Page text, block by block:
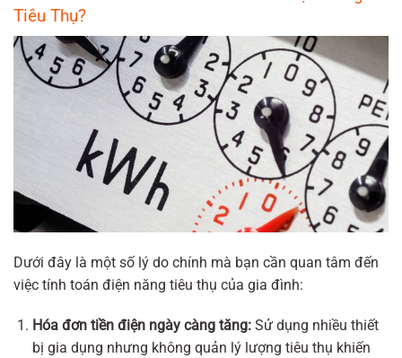
Tiêu Thụ?
Dưới đây là một số lý do chính mà bạn cần quan tâm đến
việc tính toán điện năng tiêu thụ của gia đình:
Hóa đơn tiền điện ngày càng tăng:Sử dụng nhiều thiết
bị gia dụng nhưng không quản lý lượng tiêu thụ khiến